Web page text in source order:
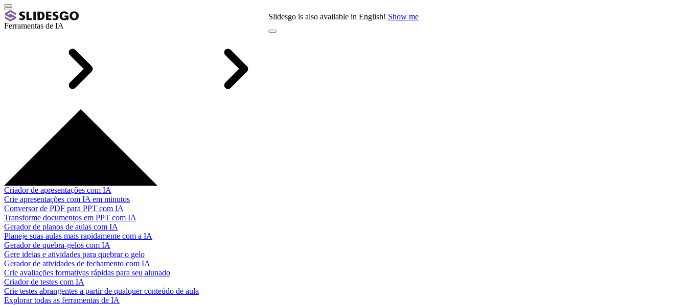
Slidesgo is also available in English! Show me
Ferramentas de IA
Criador de apresentações com IA
Crie apresentações com IA em minutos
Conversor de PDF para PPT com IA
Transforme documentos em PPT com IA
Gerador de planos de aulas com IA
Planeje suas aulas mais rapidamente com a IA
Gerador de quebra-gelos com IA
Gere ideias e atividades para quebrar o gelo
Gerador de atividades de fechamento com IA
Crie avaliações formativas rápidas para seu alunado
Criador de testes com IA
Crie testes abrangentes a partir de qualquer conteúdo de aula
Explorar todas as ferramentas de IA